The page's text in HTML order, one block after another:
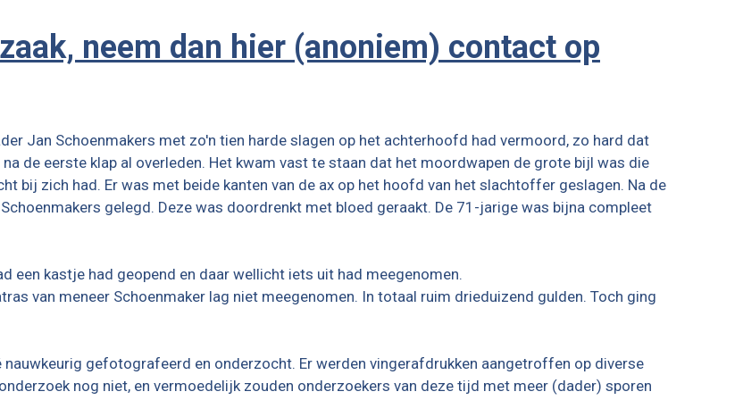
neem dan hier (anoniem) contact op
Jan Schoenmakers met zo'n tien harde slagen op het achterhoofd had vermoord, zo hard dat
de eerste klap al overleden. Het kwam vast te staan dat het moordwapen de grote bijl was die
bij zich had. Er was met beide kanten van de ax op het hoofd van het slachtoffer geslagen. Na de
gelegd. Deze was doordrenkt met bloed geraakt. De 71-jarige was bijna compleet
een kastje had geopend en daar wellicht iets uit had meegenomen.
van meneer Schoenmaker lag niet meegenomen. In totaal ruim drieduizend gulden. Toch ging
gefotografeerd en onderzocht. Er werden vingerafdrukken aangetroffen op diverse
nog niet, en vermoedelijk zouden onderzoekers van deze tijd met meer (dader) sporen